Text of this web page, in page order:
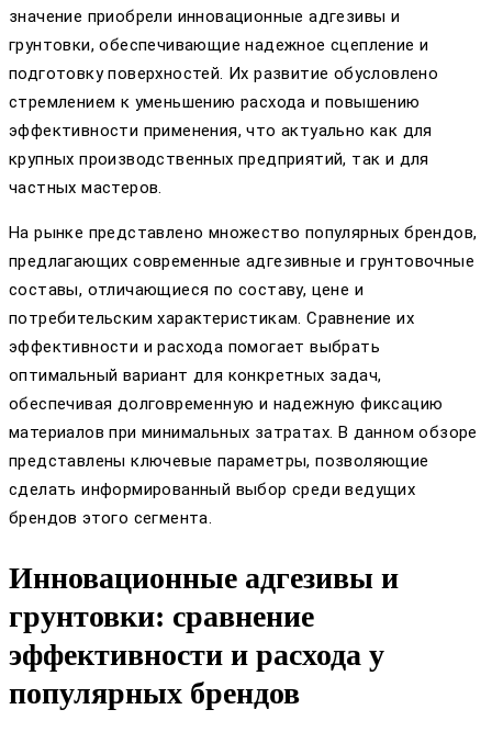
значение приобрели инновационные адгезивы и
грунтовки, обеспечивающие надежное сцепление и
подготовку поверхностей. Их развитие обусловлено
стремлением к уменьшению расхода и повышению
эффективности применения, что актуально как для
крупных производственных предприятий, так и для
частных мастеров.
На рынке представлено множество популярных брендов,
предлагающих современные адгезивные и грунтовочные
составы, отличающиеся по составу, цене и
потребительским характеристикам. Сравнение их
эффективности и расхода помогает выбрать
оптимальный вариант для конкретных задач,
обеспечивая долговременную и надежную фиксацию
материалов при минимальных затратах. В данном обзоре
представлены ключевые параметры, позволяющие
сделать информированный выбор среди ведущих
брендов этого сегмента.
Инновационные адгезивы и
грунтовки: сравнение
эффективности и расхода у
популярных брендов